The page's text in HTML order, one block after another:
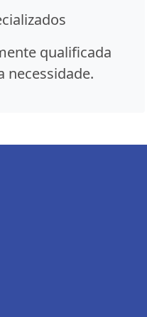
qualificada
necessidade.